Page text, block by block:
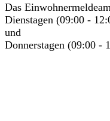
Das
Dienstagen (09:00 -
und
Donnerstagen (09:00 -